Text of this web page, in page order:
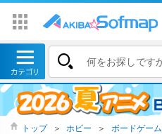
トップ ＞ ホビー ＞ ボードゲーム